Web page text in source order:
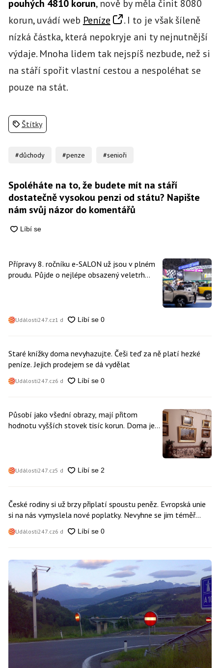
pouhých 4810 korun, nově by měla činit 8080
korun, uvádí web Peníze
. I to je však šíleně
nízká částka, která nepokryje ani ty nejnutnější
výdaje. Mnoha lidem tak nejspíš nezbude, než si
na stáří spořit vlastní cestou a nespoléhat se
pouze na stát.
Štítky
#důchody #penze #senioři
Spoléháte na to, že budete mít na stáří
dostatečně vysokou penzi od státu? Napište
nám svůj názor do komentářů
Přípravy 8. ročníku e-SALON už jsou v plném
proudu. Půjde o nejlépe obsazený veletrh
Události247.cz1 d
Staré knížky doma nevyhazujte. Češi teď za ně platí hezké
peníze. Jejich prodejem se dá vydělat
Události247.cz6 d
Působí jako všední obrazy, mají přitom
hodnotu vyšších stovek tisíc korun. Doma je
Události247.cz5 d
České rodiny si už brzy připlatí spoustu peněz. Evropská unie
si na nás vymyslela nové poplatky. Nevyhne se jim téměř
Události247.cz6 d